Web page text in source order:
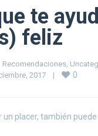
te
feliz
Recomendaciones,
2017 | 0
un placer, también